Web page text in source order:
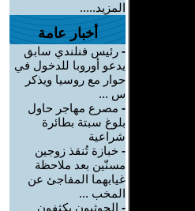
المزيد.....
أخبار عامة
- رئيس فنلندي سابق
يدعو أوروبا للدخول في
حوار مع روسيا ويذكر
س ...
- مصرع مهاجر حاول
بلوغ سبتة بطائرة
شراعية
- خبازة تُنقذ زوجين
مسنّين بعد ملاحظة
غيابهما المفاجئ عن
المخب ...
- الحوثيون يكثفون